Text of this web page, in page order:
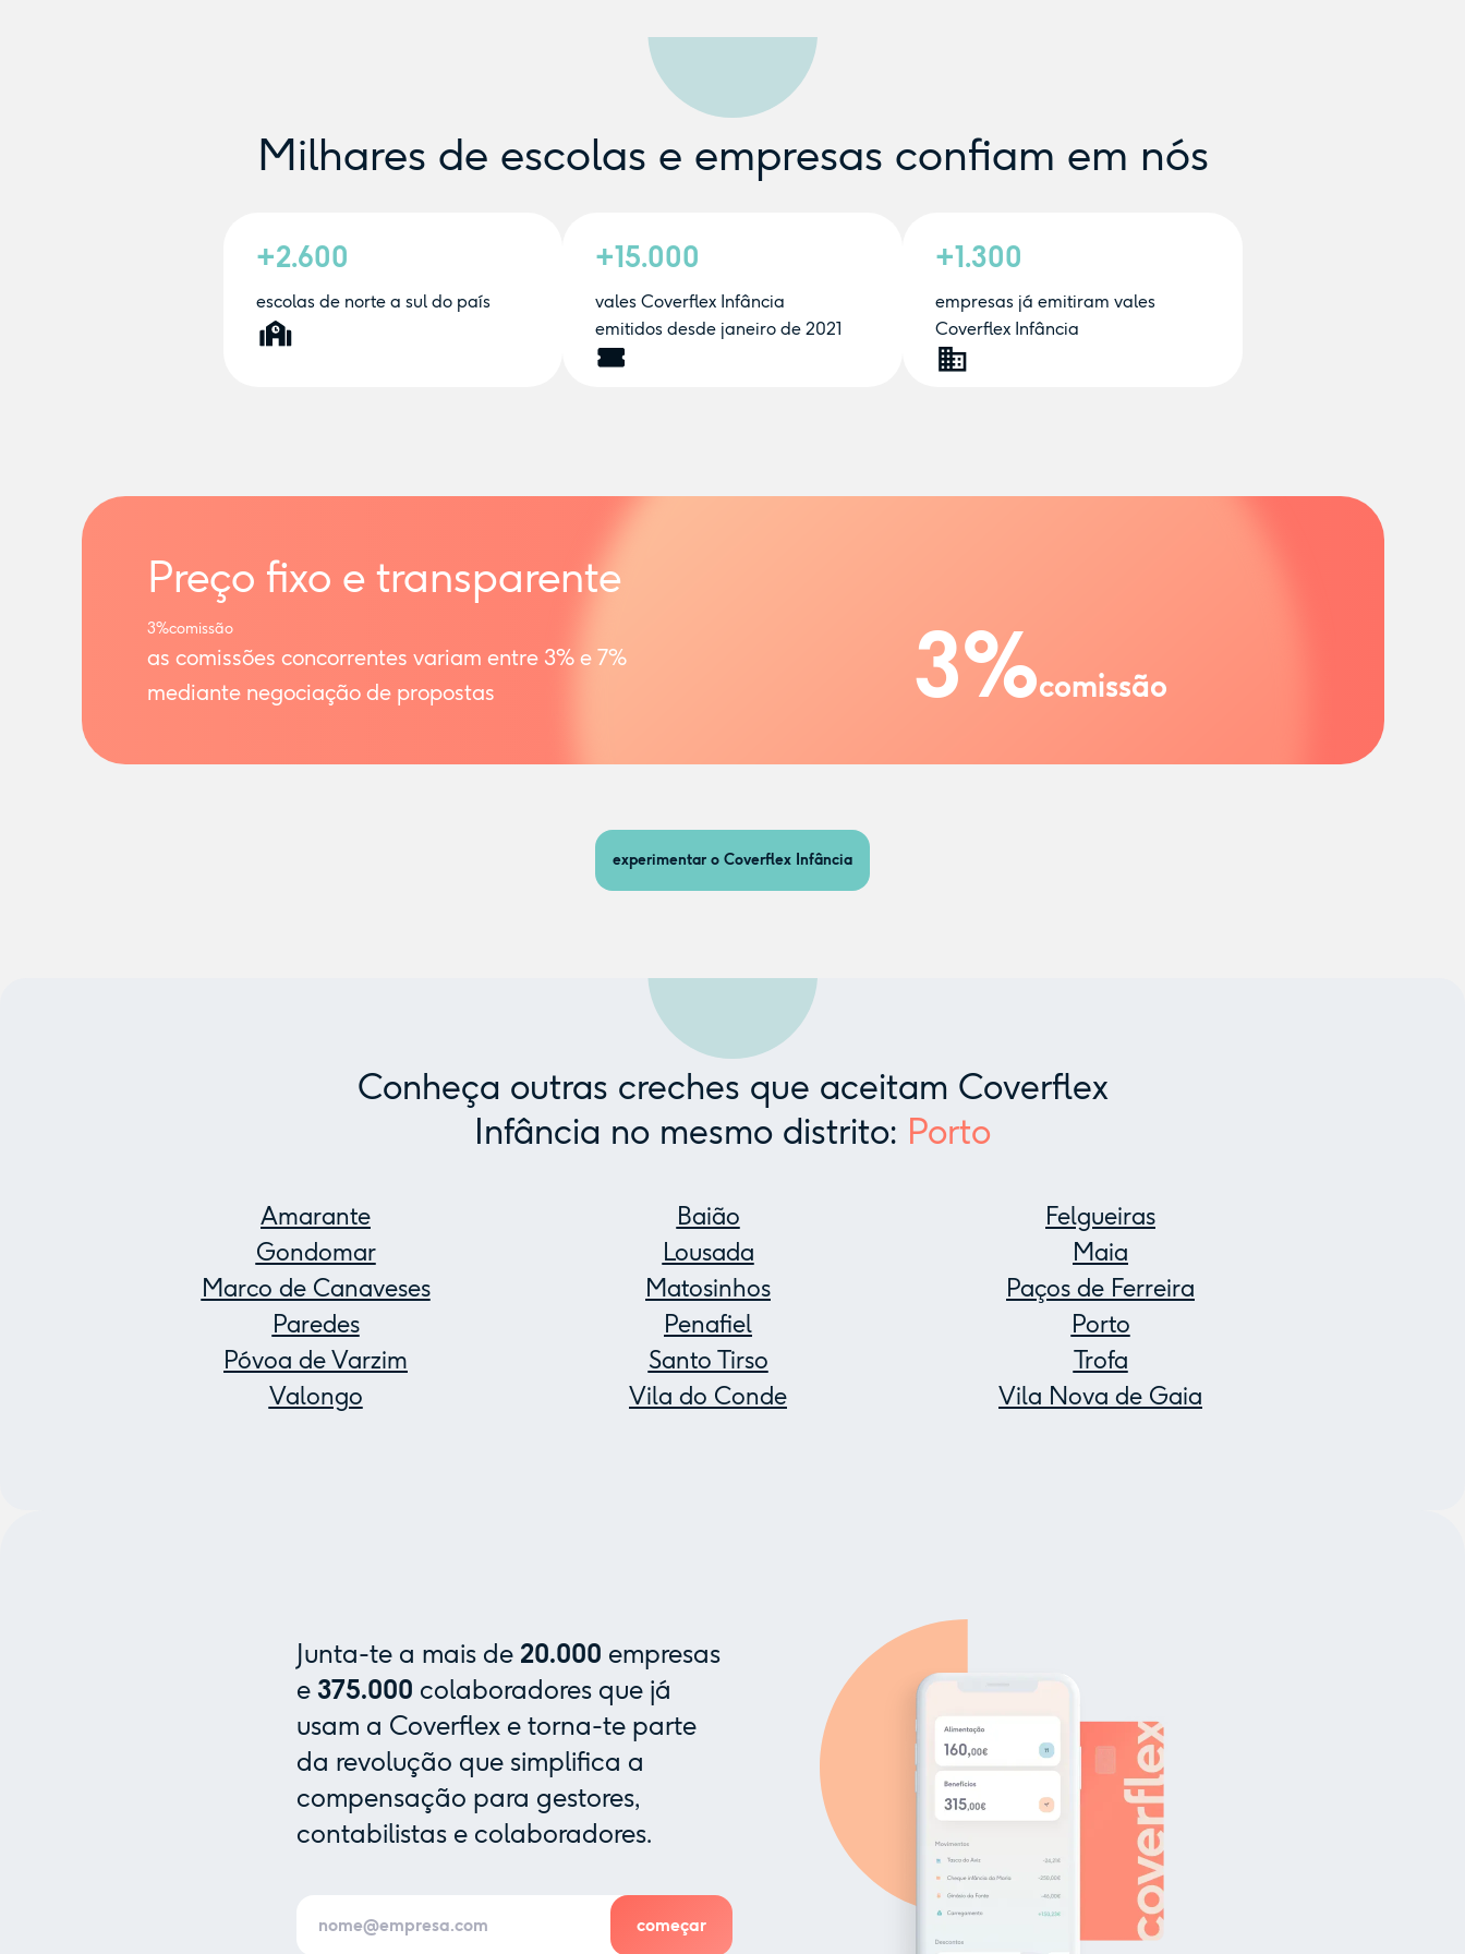
Milhares de escolas e empresas confiam em nós
+2.600
escolas de norte a sul do país
+15.000
vales Coverflex Infância
emitidos desde janeiro de 2021
+1.300
empresas já emitiram vales
Coverflex Infância
Preço fixo e transparente
3%comissão
as comissões concorrentes variam entre 3% e 7%
mediante negociação de propostas
3%comissão
experimentar o Coverflex Infância
Conheça outras creches que aceitam Coverflex
Infância no mesmo distrito: Porto
Amarante Baião
Felgueiras
Gondomar
Lousada
Maia
Marco de Canaveses
Matosinhos
Paços de Ferreira
Paredes
Penafiel
Porto
Póvoa de Varzim
Santo Tirso
Trofa
Valongo
Vila do Conde Vila Nova de Gaia
Junta-te a mais de 20.000 empresas
e 375.000 colaboradores que já
usam a Coverflex e torna-te parte
da revolução que simplifica a
compensação para gestores,
contabilistas e colaboradores.